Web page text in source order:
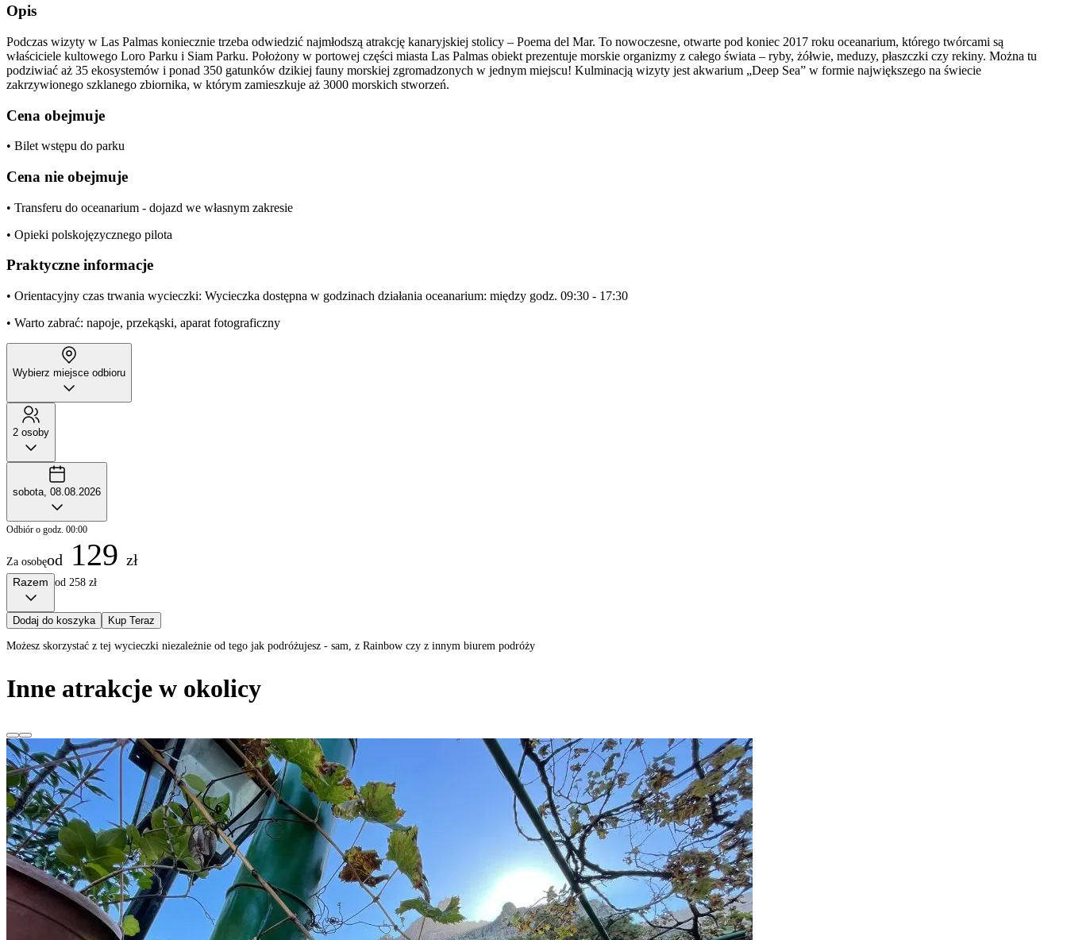
Opis
Podczas wizyty w Las Palmas koniecznie trzeba odwiedzić najmłodszą atrakcję kanaryjskiej stolicy – Poema del Mar. To nowoczesne, otwarte pod koniec 2017 roku oceanarium, którego twórcami są
właściciele kultowego Loro Parku i Siam Parku. Położony w portowej części miasta Las Palmas obiekt prezentuje morskie organizmy z całego świata – ryby, żółwie, meduzy, płaszczki czy rekiny. Można tu
podziwiać aż 35 ekosystemów i ponad 350 gatunków dzikiej fauny morskiej zgromadzonych w jednym miejscu! Kulminacją wizyty jest akwarium „Deep Sea” w formie największego na świecie
zakrzywionego szklanego zbiornika, w którym zamieszkuje aż 3000 morskich stworzeń.
Cena obejmuje
• Bilet wstępu do parku
Cena nie obejmuje
• Transferu do oceanarium - dojazd we własnym zakresie
• Opieki polskojęzycznego pilota
Praktyczne informacje
• Orientacyjny czas trwania wycieczki: Wycieczka dostępna w godzinach działania oceanarium: między godz. 09:30 - 17:30
• Warto zabrać: napoje, przekąski, aparat fotograficzny
Wybierz miejsce odbioru
2 osoby
sobota, 08.08.2026
Odbiór o godz. 00:00
Za osobęod 129 zł
Razem od 258 zł
Dodaj do koszyka Kup Teraz
Możesz skorzystać z tej wycieczki niezależnie od tego jak podróżujesz - sam, z Rainbow czy z innym biurem podróży
Inne atrakcje w okolicy